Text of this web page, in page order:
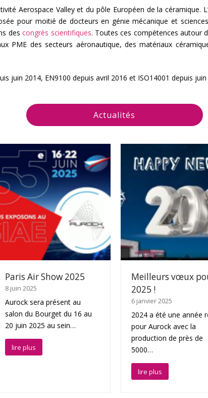
Aerospace Valley et du pôle Européen de la céramique.
pour moitié de docteurs en génie mécanique et
descongrès scientifiques. Toutes ces compétences autour
PME des secteurs aéronautique, des matériaux
juin 2014, EN9100 depuis avril 2016 et ISO14001 depuis juin
Actualités
Paris Air Show 2025
8 juin 2025
Aurock sera présent au
salon du Bourget du 16 au
20 juin 2025 au sein…
lire plus
Meilleurs vœux
2025 !
6 janvier 2025
2024 a été une année
pour Aurock avec la
production de près de
5000…
lire plus